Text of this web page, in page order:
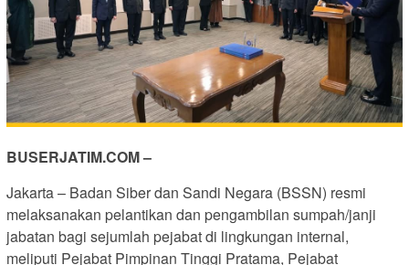
BUSERJATIM.COM –
Jakarta – Badan Siber dan Sandi Negara (BSSN) resmi
melaksanakan pelantikan dan pengambilan sumpah/janji
jabatan bagi sejumlah pejabat di lingkungan internal,
meliputi Pejabat Pimpinan Tinggi Pratama, Pejabat